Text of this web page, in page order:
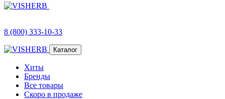
8 (800) 333-10-33
Каталог
Хиты
Бренды
Все товары
Скоро в продаже